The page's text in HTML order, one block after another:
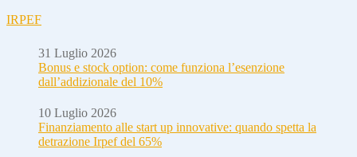
IRPEF
31 Luglio 2026
Bonus e stock option: come funziona l’esenzione
dall’addizionale del 10%
10 Luglio 2026
Finanziamento alle start up innovative: quando spetta la
detrazione Irpef del 65%